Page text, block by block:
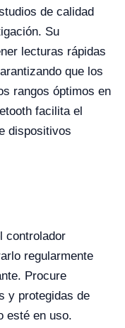
de calidad
Su
lecturas rápidas
que los
rangos óptimos en
facilita el
dispositivos
controlador
regularmente
Procure
y protegidas de
esté en uso.